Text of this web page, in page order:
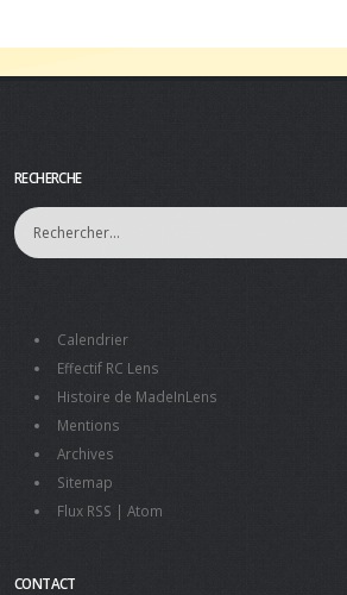
RECHERCHE
Calendrier
Effectif RC Lens
Histoire de MadeInLens
Mentions
Archives
Sitemap
Flux RSS | Atom
CONTACT